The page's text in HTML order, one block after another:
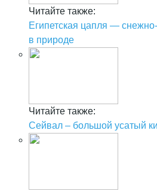
Читайте также:
Египетская цапля —
в природе
Читайте также:
Сейвал – большой усатый